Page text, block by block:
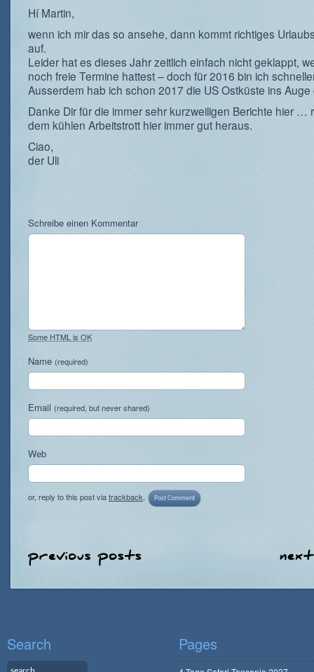
Hí Martin,
wenn ich mir das so ansehe, dann kommt richtiges
auf.
Leider hat es dieses Jahr zeitlich einfach nicht geklappt,
noch freie Termine hattest – doch für 2016 bin ich
Ausserdem hab ich schon 2017 die US Ostküste ins Auge
Danke Dir für die immer sehr kurzweiligen Berichte hier …
dem kühlen Arbeitstrott hier immer gut heraus.
Ciao,
der Uli
Schreibe einen Kommentar
Some HTML is OK
Name (required)
Email (required, but never shared)
Web
or, reply to this post viatrackback
Search Pages